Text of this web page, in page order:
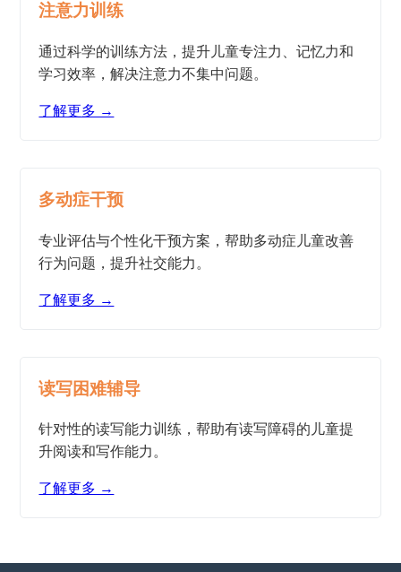
注意力训练
通过科学的训练方法，提升儿童专注力、记忆力和
学习效率，解决注意力不集中问题。
了解更多 →
多动症干预
专业评估与个性化干预方案，帮助多动症儿童改善
行为问题，提升社交能力。
了解更多 →
读写困难辅导
针对性的读写能力训练，帮助有读写障碍的儿童提
升阅读和写作能力。
了解更多 →